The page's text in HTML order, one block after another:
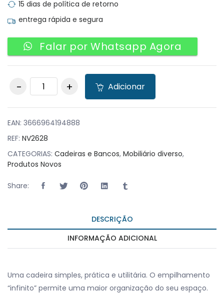
15 dias de política de retorno
entrega rápida e segura
Falar por Whatsapp Agora
Pack 50 Cadeiras
MOSK Bordeaux
Adicionar
EAN: 3666964194888
REF: NV2628
CATEGORIAS: Cadeiras e Bancos, Mobiliário diverso,
Produtos Novos
Share:
DESCRIÇÃO
INFORMAÇÃO ADICIONAL
Uma cadeira simples, prática e utilitária. O empilhamento
“infinito” permite uma maior organização do seu espaço.